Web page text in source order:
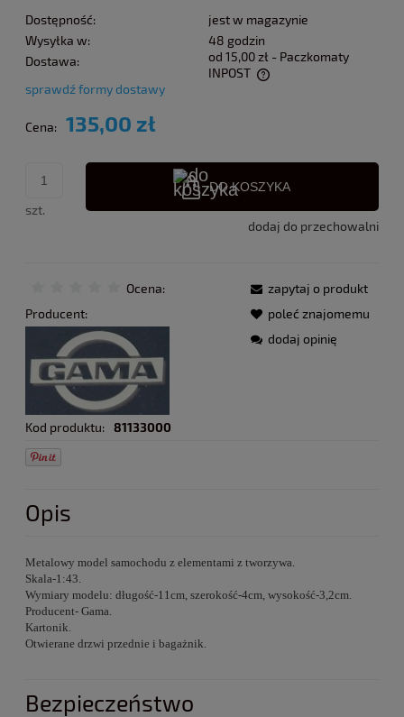
Dostępność:
jest w magazynie
Wysyłka w:
48 godzin
Dostawa:
od 15,00 zł - Paczkomaty
INPOST
Cena nie zawiera ewentualnych kosztów płatności
sprawdź formy dostawy
Cena: 135,00 zł
szt.
DO KOSZYKA
dodaj do przechowalni
Ocena:
Producent:
Kod produktu: 81133000
zapytaj o produkt
poleć znajomemu
dodaj opinię
Opis
Metalowy model samochodu z elementami z tworzywa.
Skala-1:43.
Wymiary modelu: długość-11cm, szerokość-4cm, wysokość-3,2cm.
Producent- Gama.
Kartonik.
Otwierane drzwi przednie i bagażnik.
Bezpieczeństwo